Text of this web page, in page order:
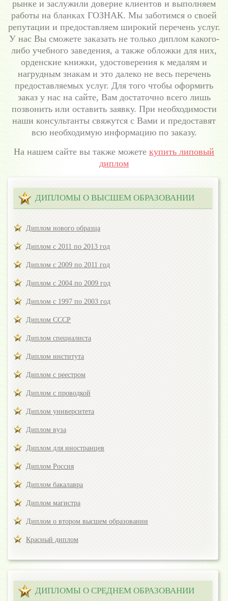
рынке и заслужили доверие клиентов и выполняем
работы на бланках ГОЗНАК. Мы заботимся о своей
репутации и предоставляем широкий перечень услуг.
У нас Вы сможете заказать не только диплом какого-
либо учебного заведения, а также обложки для них,
орденские книжки, удостоверения к медалям и
нагрудным знакам и это далеко не весь перечень
предоставляемых услуг. Для того чтобы оформить
заказ у нас на сайте, Вам достаточно всего лишь
позвонить или оставить заявку. При необходимости
наши консультанты свяжутся с Вами и предоставят
всю необходимую информацию по заказу.
На нашем сайте вы также можете купить липовый
диплом
ДИПЛОМЫ О ВЫСШЕМ ОБРАЗОВАНИИ
Диплом нового образца
Диплом с 2011 по 2013 год
Диплом с 2009 по 2011 год
Диплом с 2004 по 2009 год
Диплом с 1997 по 2003 год
Диплом СССР
Диплом специалиста
Диплом института
Диплом с реестром
Диплом с проводкой
Диплом университета
Диплом вуза
Диплом для иностранцев
Диплом Россия
Диплом бакалавра
Диплом магистра
Диплом о втором высшем образовании
Красный диплом
ДИПЛОМЫ О СРЕДНЕМ ОБРАЗОВАНИИ